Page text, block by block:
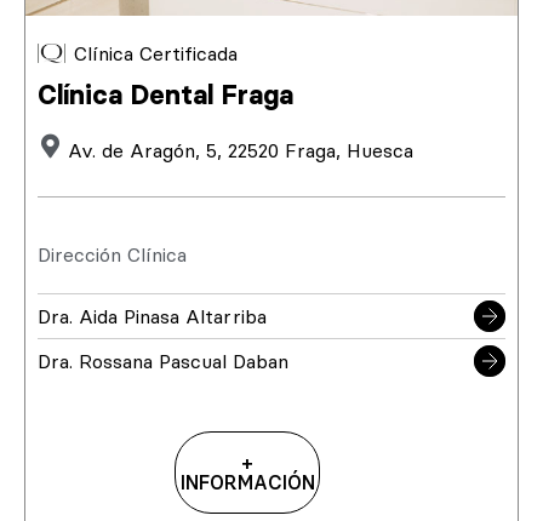
Clínica Certificada
Clínica Dental Fraga
Av. de Aragón, 5, 22520 Fraga, Huesca
Dirección Clínica
Dra. Aida Pinasa Altarriba
Dra. Rossana Pascual Daban
+
INFORMACIÓN